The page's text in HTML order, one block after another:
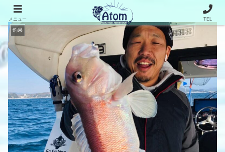
釣果
メニュー TEL